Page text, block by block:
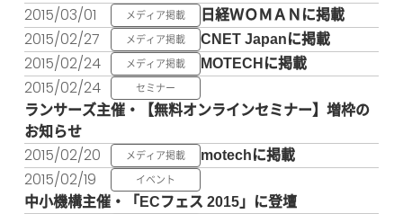
2015/03/01 メディア掲載 日経ＷＯＭＡＮに掲載
2015/02/27 メディア掲載 CNET Japanに掲載
2015/02/24 メディア掲載 MOTECHに掲載
2015/02/24 セミナー
ランサーズ主催・【無料オンラインセミナー】増枠の
お知らせ
2015/02/20 メディア掲載 motechに掲載
2015/02/19 イベント
中小機構主催・「ECフェス 2015」に登壇